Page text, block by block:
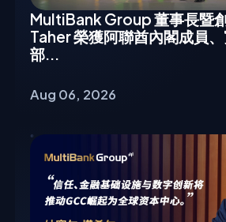
MultiBank Group 董事長暨
Taher 榮獲阿聯酋內閣成員
部...
Aug 06, 2026